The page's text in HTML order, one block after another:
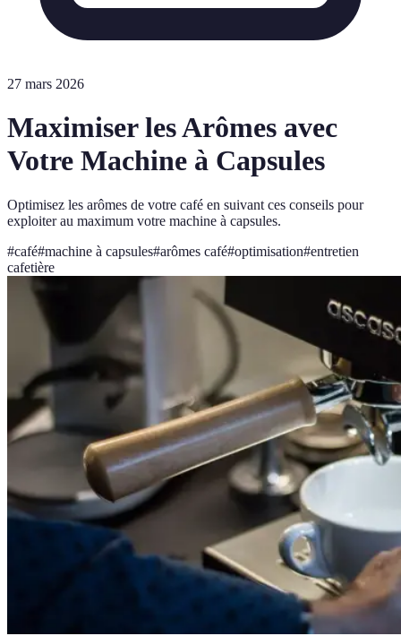
27 mars 2026
Maximiser les Arômes avec
Votre Machine à Capsules
Optimisez les arômes de votre café en suivant ces conseils pour
exploiter au maximum votre machine à capsules.
#café#machine à capsules#arômes café#optimisation#entretien
cafetière